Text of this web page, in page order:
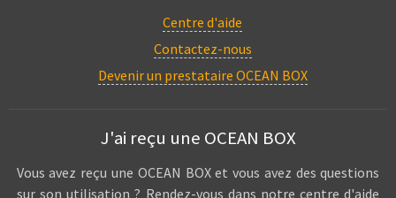
Centre d'aide
Contactez-nous
Devenir un prestataire OCEAN BOX
J'ai reçu une OCEAN BOX
Vous avez reçu une OCEAN BOX et vous avez des questions
sur son utilisation ? Rendez-vous dans notre centre d'aide